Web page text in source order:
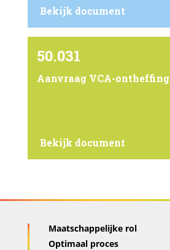
Bekijk document
50.031
Aanvraag VCA-ontheffing
Bekijk document
Maatschappelijke rol
Optimaal proces